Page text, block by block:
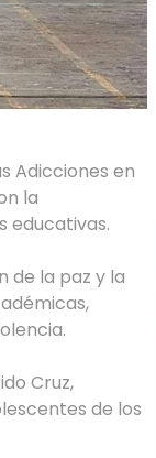
Adicciones en
la
educativas.
de la paz y la
Cruz,
de los